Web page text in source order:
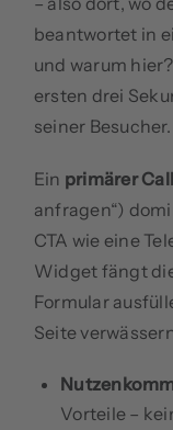
beantwortet in
und warum
ersten drei
seiner Besucher.
Ein primärer
anfragen“)
CTA wie eine
Widget fängt
Formular
Seite
Vorteile –